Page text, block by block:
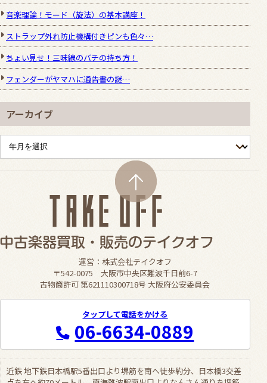
音楽理論！モード（旋法）の基本講座！
ストラップ外れ防止機構付きピンも色々…
ちょい見せ！三味線のバチの持ち方！
フェンダーがヤマハに通告書の謎…
アーカイブ
運営：株式会社テイクオフ
〒542-0075 大阪市中央区難波千日前6-7
古物商許可 第621110300718号 大阪府公安委員会
タップして電話をかける
06-6634-0889
近鉄 地下鉄日本橋駅5番出口より堺筋を南へ徒歩約分、日本橋3交差